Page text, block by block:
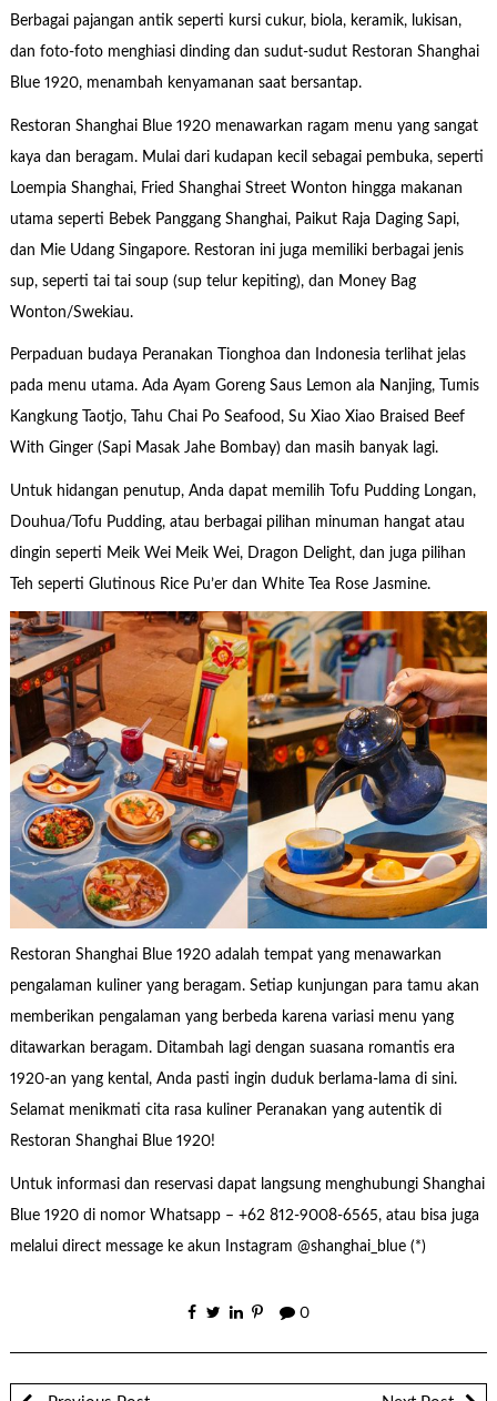
Berbagai pajangan antik seperti kursi cukur, biola, keramik, lukisan,
dan foto-foto menghiasi dinding dan sudut-sudut Restoran Shanghai
Blue 1920, menambah kenyamanan saat bersantap.
Restoran Shanghai Blue 1920 menawarkan ragam menu yang sangat
kaya dan beragam. Mulai dari kudapan kecil sebagai pembuka, seperti
Loempia Shanghai, Fried Shanghai Street Wonton hingga makanan
utama seperti Bebek Panggang Shanghai, Paikut Raja Daging Sapi,
dan Mie Udang Singapore. Restoran ini juga memiliki berbagai jenis
sup, seperti tai tai soup (sup telur kepiting), dan Money Bag
Wonton/Swekiau.
Perpaduan budaya Peranakan Tionghoa dan Indonesia terlihat jelas
pada menu utama. Ada Ayam Goreng Saus Lemon ala Nanjing, Tumis
Kangkung Taotjo, Tahu Chai Po Seafood, Su Xiao Xiao Braised Beef
With Ginger (Sapi Masak Jahe Bombay) dan masih banyak lagi.
Untuk hidangan penutup, Anda dapat memilih Tofu Pudding Longan,
Douhua/Tofu Pudding, atau berbagai pilihan minuman hangat atau
dingin seperti Meik Wei Meik Wei, Dragon Delight, dan juga pilihan
Teh seperti Glutinous Rice Pu’er dan White Tea Rose Jasmine.
Restoran Shanghai Blue 1920 adalah tempat yang menawarkan
pengalaman kuliner yang beragam. Setiap kunjungan para tamu akan
memberikan pengalaman yang berbeda karena variasi menu yang
ditawarkan beragam. Ditambah lagi dengan suasana romantis era
1920-an yang kental, Anda pasti ingin duduk berlama-lama di sini.
Selamat menikmati cita rasa kuliner Peranakan yang autentik di
Restoran Shanghai Blue 1920!
Untuk informasi dan reservasi dapat langsung menghubungi Shanghai
Blue 1920 di nomor Whatsapp – +62 812-9008-6565, atau bisa juga
melalui direct message ke akun Instagram @shanghai_blue (*)
0